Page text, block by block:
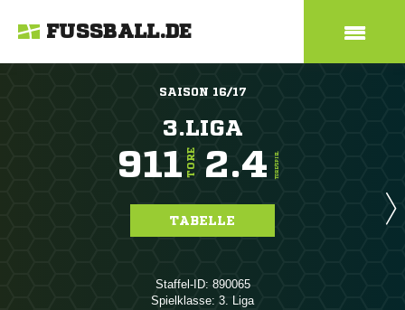
FUSSBALL.DE
SAISON 16/17
3.LIGA
911TORE 2.4 TORE/SPIEL
TABELLE
Staffel-ID: 890065
Spielklasse: 3. Liga